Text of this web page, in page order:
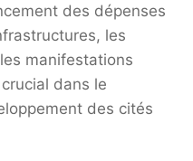
des dépenses
les
manifestations
dans le
des cités